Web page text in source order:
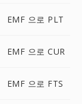
EMF 으로 PLT
EMF 으로 CUR
EMF 으로 FTS